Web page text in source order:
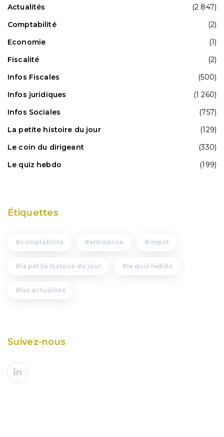
Actualités
(2 847)
Comptabilité
(2)
Economie
(1)
Fiscalité
(2)
Infos Fiscales
(500)
Infos juridiques
(1 260)
Infos Sociales
(757)
La petite histoire du jour
(129)
Le coin du dirigeant
(330)
Le quiz hebdo
(199)
Étiquettes
comptabilite entreprise impot
la petite histoire du jour le quiz hebdo
les actualites
Suivez-nous